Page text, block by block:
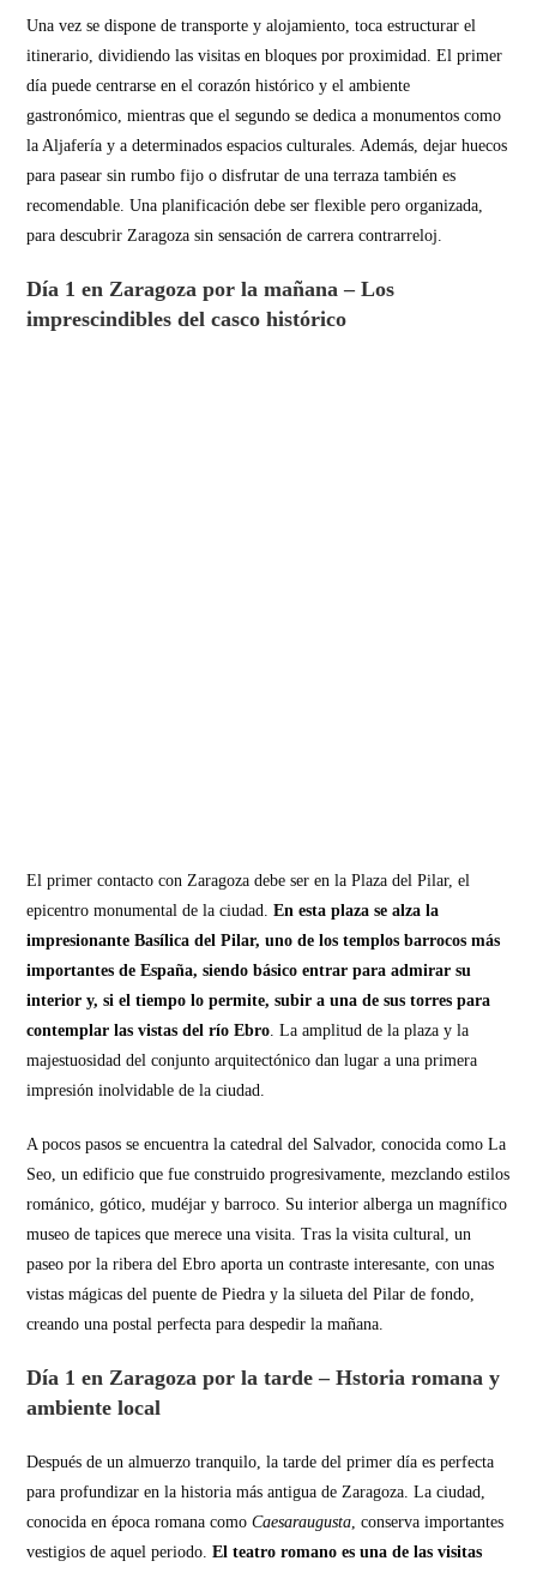
Una vez se dispone de transporte y alojamiento, toca estructurar el
itinerario, dividiendo las visitas en bloques por proximidad. El primer
día puede centrarse en el corazón histórico y el ambiente
gastronómico, mientras que el segundo se dedica a monumentos como
la Aljafería y a determinados espacios culturales. Además, dejar huecos
para pasear sin rumbo fijo o disfrutar de una terraza también es
recomendable. Una planificación debe ser flexible pero organizada,
para descubrir Zaragoza sin sensación de carrera contrarreloj.
Día 1 en Zaragoza por la mañana – Los
imprescindibles del casco histórico
El primer contacto con Zaragoza debe ser en la Plaza del Pilar, el
epicentro monumental de la ciudad.En esta plaza se alza la
impresionante Basílica del Pilar, uno de los templos barrocos más
importantes de España, siendo básico entrar para admirar su
interior y, si el tiempo lo permite, subir a una de sus torres para
contemplar las vistas del río Ebro. La amplitud de la plaza y la
majestuosidad del conjunto arquitectónico dan lugar a una primera
impresión inolvidable de la ciudad.
A pocos pasos se encuentra la catedral del Salvador, conocida como La
Seo, un edificio que fue construido progresivamente, mezclando estilos
románico, gótico, mudéjar y barroco. Su interior alberga un magnífico
museo de tapices que merece una visita. Tras la visita cultural, un
paseo por la ribera del Ebro aporta un contraste interesante, con unas
vistas mágicas del puente de Piedra y la silueta del Pilar de fondo,
creando una postal perfecta para despedir la mañana.
Día 1 en Zaragoza por la tarde – Hstoria romana y
ambiente local
Después de un almuerzo tranquilo, la tarde del primer día es perfecta
para profundizar en la historia más antigua de Zaragoza. La ciudad,
conocida en época romana comoCaesaraugusta, conserva importantes
vestigios de aquel periodo.El teatro romano es una de las visitas